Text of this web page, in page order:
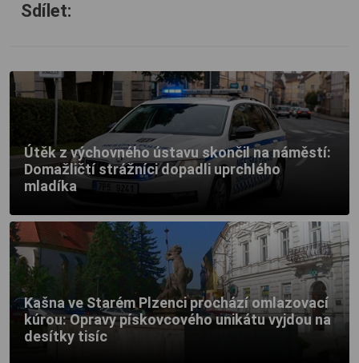
Sdílet:
Útěk z výchovného ústavu skončil na náměstí:
Domažličtí strážníci dopadli uprchlého
mladíka
Kašna ve Starém Plzenci prochází omlazovací
kúrou: Opravy pískovcového unikátu vyjdou na
desítky tisíc